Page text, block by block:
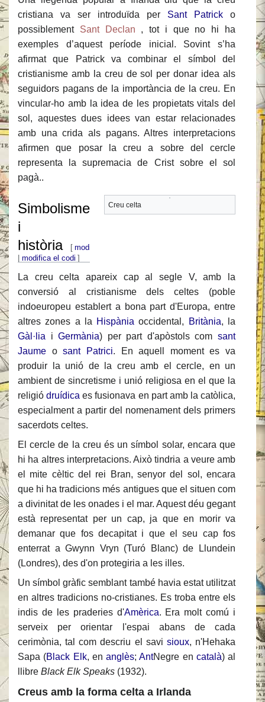
cristiana va ser introduïda per
Sant Patrick
o
possiblement
Sant Declan
, tot i que no hi ha
exemples d’aquest període inicial. Sovint s’ha
afirmat que Patrick va combinar el símbol del
cristianisme amb la creu de sol per donar idea als
seguidors pagans de la importància de la creu. En
vincular-ho amb la idea de les propietats vitals del
sol, aquestes dues idees van estar relacionades
amb una crida als pagans. Altres interpretacions
afirmen que posar la creu a sobre del cercle
representa la supremacia de Crist sobre el sol
pagà..
Creu celta
Simbolisme
i
història
[ modifica
modifica el codi ]
La creu celta apareix cap al segle V, amb la
conversió al cristianisme dels celtes (poble
indoeuropeu establert a bona part d'Europa, entre
altres zones a la Hispània occidental, Britània, la
Gàl·lia
i Germània) per part d'apòstols com sant
Jaume o sant Patrici. En aquell moment es va
produir la unió de la creu amb el cercle, en un
ambient de sincretisme i unió religiosa en el que la
religió druídica es fusionava en part amb la catòlica,
especialment a partir del nomenament dels primers
sacerdots celtes.
El cercle de la creu és un símbol solar, encara que
hi ha altres interpretacions. Això tindria a veure amb
el mite cèltic del rei Bran, senyor del sol, encara
que hi ha tradicions més antigues que el situen com
a divinitat de les onades i el mar. Aquest déu gegant
està representat per un cap, ja que en morir va
demanar que fos decapitat i que el seu cap fos
enterrat a Gwynn Vryn (Turó Blanc) de Llundein
(Londres), des d'on protegiria a les illes.
Un símbol gràfic semblant també havia estat utilitzat
en altres tradicions no-cristianes. Es troba entre els
indis de les praderies d'Amèrica. Era molt comú i
serveix per orientar l'espai abans de cada
cerimònia, tal com descriu el savi sioux, n'Hehaka
Sapa (Black Elk, en anglès; AntNegre en català) al
llibre Black Elk Speaks (1932).
Creus amb la forma celta a Irlanda